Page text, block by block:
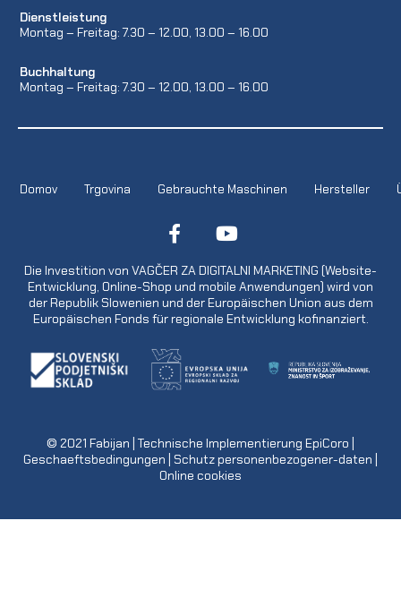
Dienstleistung
Montag – Freitag: 7.30 – 12.00, 13.00 – 16.00
Buchhaltung
Montag – Freitag: 7.30 – 12.00, 13.00 – 16.00
Domov Trgovina Gebrauchte Maschinen Hersteller
Die Investition von VAGČER ZA DIGITALNI MARKETING (Website-
Entwicklung, Online-Shop und mobile Anwendungen) wird von
der Republik Slowenien und der Europäischen Union aus dem
Europäischen Fonds für regionale Entwicklung kofinanziert.
© 2021 Fabijan | Technische Implementierung EpiCoro
Geschaeftsbedingungen Schutz personenbezogener-daten
Online cookies